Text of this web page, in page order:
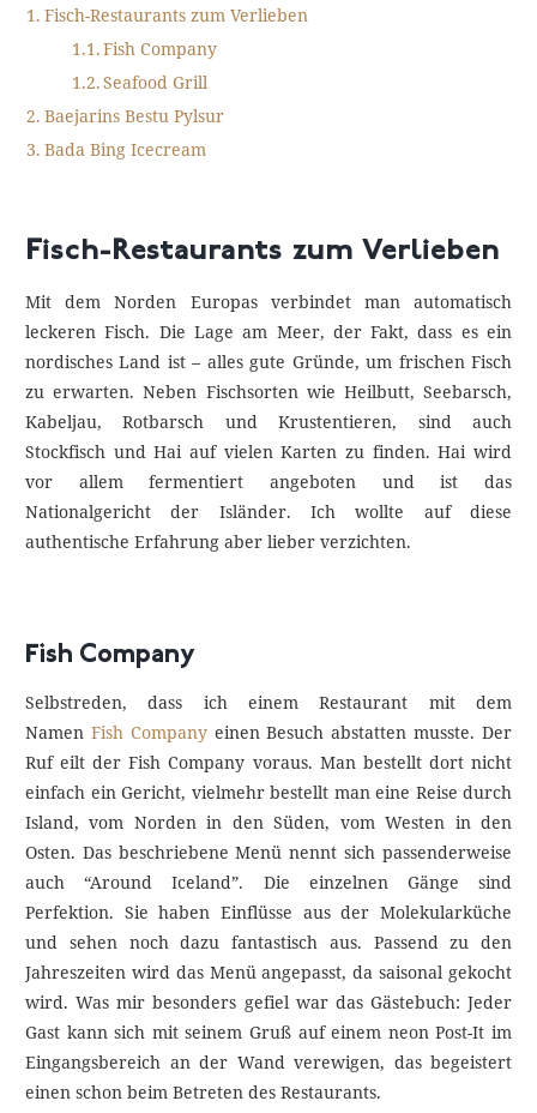
Fisch-Restaurants zum Verlieben
Fish Company
Seafood Grill
Baejarins Bestu Pylsur
Bada Bing Icecream
Fisch-Restaurants zum Verlieben
Mit dem Norden Europas verbindet man automatisch
leckeren Fisch. Die Lage am Meer, der Fakt, dass es ein
nordisches Land ist – alles gute Gründe, um frischen Fisch
zu erwarten. Neben Fischsorten wie Heilbutt, Seebarsch,
Kabeljau, Rotbarsch und Krustentieren, sind auch
Stockfisch und Hai auf vielen Karten zu finden. Hai wird
vor allem fermentiert angeboten und ist das
Nationalgericht der Isländer. Ich wollte auf diese
authentische Erfahrung aber lieber verzichten.
Fish Company
Selbstreden, dass ich einem Restaurant mit dem
Namen Fish Companyeinen Besuch abstatten musste. Der
Ruf eilt der Fish Company voraus. Man bestellt dort nicht
einfach ein Gericht, vielmehr bestellt man eine Reise durch
Island, vom Norden in den Süden, vom Westen in den
Osten. Das beschriebene Menü nennt sich passenderweise
auch “Around Iceland”. Die einzelnen Gänge sind
Perfektion. Sie haben Einflüsse aus der Molekularküche
und sehen noch dazu fantastisch aus. Passend zu den
Jahreszeiten wird das Menü angepasst, da saisonal gekocht
wird. Was mir besonders gefiel war das Gästebuch: Jeder
Gast kann sich mit seinem Gruß auf einem neon Post-It im
Eingangsbereich an der Wand verewigen, das begeistert
einen schon beim Betreten des Restaurants.